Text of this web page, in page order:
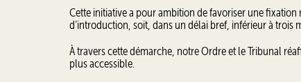
Cette initiative a pour ambition de favoriser une
d’introduction, soit, dans un délai bref, inférieur à trois
À travers cette démarche, notre Ordre et le Tribunal
plus accessible.